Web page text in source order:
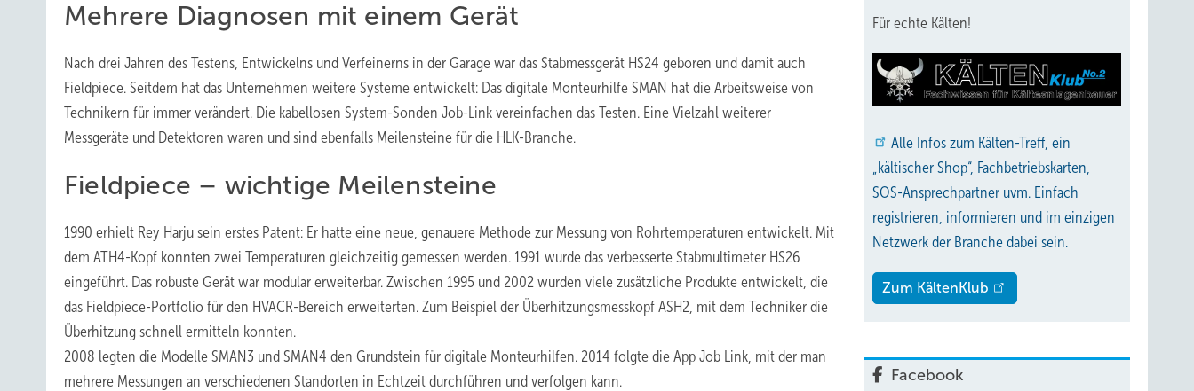
Mehrere Diagnosen mit einem Gerät
Nach drei Jahren des Testens, Entwickelns und Verfeinerns in der Garage war das Stabmessgerät HS24 geboren und damit auch
Fieldpiece. Seitdem hat das Unternehmen weitere Systeme entwickelt: Das digitale Monteurhilfe SMAN hat die Arbeitsweise von
Technikern für immer verändert. Die kabellosen System-Sonden Job-Link vereinfachen das Testen. Eine Vielzahl weiterer
Messgeräte und Detektoren waren und sind ebenfalls Meilensteine für die HLK-Branche.
Fieldpiece – wichtige Meilensteine
1990 erhielt Rey Harju sein erstes Patent: Er hatte eine neue, genauere Methode zur Messung von Rohrtemperaturen entwickelt. Mit
dem ATH4-Kopf konnten zwei Temperaturen gleichzeitig gemessen werden. 1991 wurde das verbesserte Stabmultimeter HS26
eingeführt. Das robuste Gerät war modular erweiterbar. Zwischen 1995 und 2002 wurden viele zusätzliche Produkte entwickelt, die
das Fieldpiece-Portfolio für den HVACR-Bereich erweiterten. Zum Beispiel der Überhitzungsmesskopf ASH2, mit dem Techniker die
Überhitzung schnell ermitteln konnten.
2008 legten die Modelle SMAN3 und SMAN4 den Grundstein für digitale Monteurhilfen. 2014 folgte die App Job Link, mit der man
mehrere Messungen an verschiedenen Standorten in Echtzeit durchführen und verfolgen kann.
Für echte Kälten!
Alle Infos zum Kälten-Treff, ein
„kältischer Shop“, Fachbetriebskarten,
SOS-Ansprechpartner uvm. Einfach
registrieren, informieren und im einzigen
Netzwerk der Branche dabei sein.
Zum KältenKlub
Facebook